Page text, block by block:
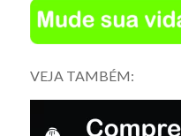
VEJA TAMBÉM: